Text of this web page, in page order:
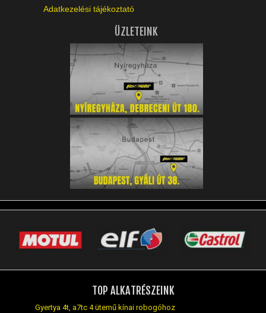
Adatkezelési tájékoztató
ÜZLETEINK
TOP ALKATRÉSZEINK
Gyertya 4t, a7tc 4 ütemű kínai robogóhoz